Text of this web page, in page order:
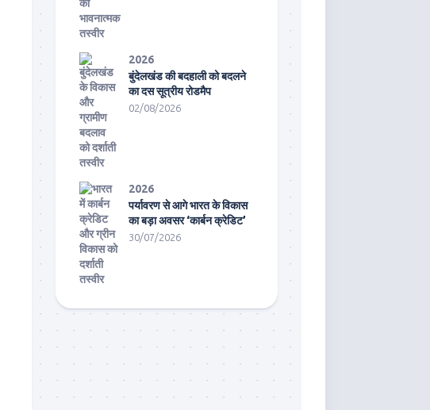
2026
बुंदेलखंड की बदहाली को बदलने
का दस सूत्रीय रोडमैप
02/08/2026
2026
पर्यावरण से आगे भारत के विकास
का बड़ा अवसर ‘कार्बन क्रेडिट’
30/07/2026